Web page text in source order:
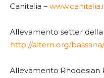
Canitalia –
Allevamento setter della
http://altern.org/
Allevamento Rhodesian